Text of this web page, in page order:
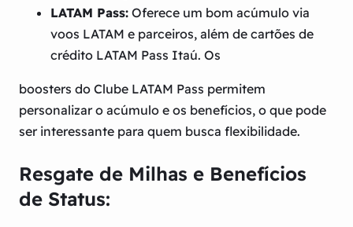
LATAM Pass: Oferece um bom acúmulo via
voos LATAM e parceiros, além de cartões de
crédito LATAM Pass Itaú. Os
boosters do Clube LATAM Pass permitem
personalizar o acúmulo e os benefícios, o que pode
ser interessante para quem busca flexibilidade.
Resgate de Milhas e Benefícios
de Status: